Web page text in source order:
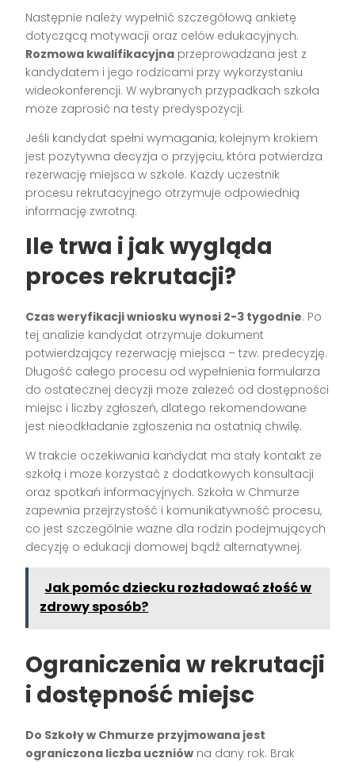
Następnie należy wypełnić szczegółową ankietę
dotyczącą motywacji oraz celów edukacyjnych.
Rozmowa kwalifikacyjna przeprowadzana jest z
kandydatem i jego rodzicami przy wykorzystaniu
wideokonferencji. W wybranych przypadkach szkoła
może zaprosić na testy predyspozycji.
Jeśli kandydat spełni wymagania, kolejnym krokiem
jest pozytywna decyzja o przyjęciu, która potwierdza
rezerwację miejsca w szkole. Każdy uczestnik
procesu rekrutacyjnego otrzymuje odpowiednią
informację zwrotną.
Ile trwa i jak wygląda
proces rekrutacji?
Czas weryfikacji wniosku wynosi 2-3 tygodnie. Po
tej analizie kandydat otrzymuje dokument
potwierdzający rezerwację miejsca – tzw. predecyzję.
Długość całego procesu od wypełnienia formularza
do ostatecznej decyzji może zależeć od dostępności
miejsc i liczby zgłoszeń, dlatego rekomendowane
jest nieodkładanie zgłoszenia na ostatnią chwilę.
W trakcie oczekiwania kandydat ma stały kontakt ze
szkołą i może korzystać z dodatkowych konsultacji
oraz spotkań informacyjnych. Szkoła w Chmurze
zapewnia przejrzystość i komunikatywność procesu,
co jest szczególnie ważne dla rodzin podejmujących
decyzję o edukacji domowej bądź alternatywnej.
Jak pomóc dziecku rozładować złość w
zdrowy sposób?
Ograniczenia w rekrutacji
i dostępność miejsc
Do Szkoły w Chmurze przyjmowana jest
ograniczona liczba uczniów na dany rok. Brak